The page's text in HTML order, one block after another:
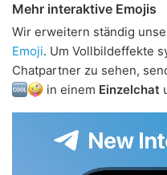
Mehr interaktive Emojis
Wir erweitern ständig
Emoji. Um Vollbildeffekte
Chatpartner zu sehen,
in einem Einzelchat